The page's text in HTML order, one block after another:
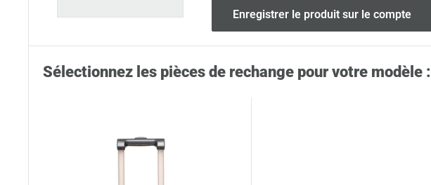
Enregistrer le produit sur le compte
Sélectionnez les pièces de rechange pour votre modèle :